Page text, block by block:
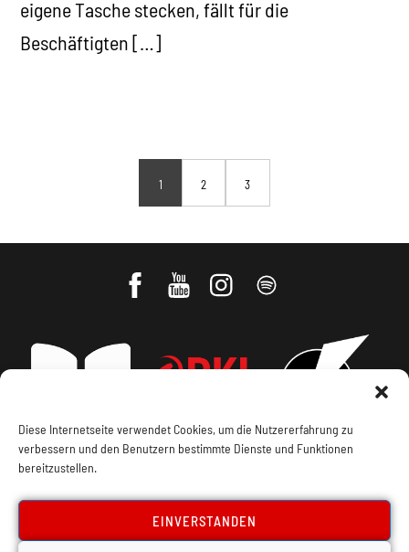
Diese Internetseite verwendet Cookies, um die Nutzererfahrung zu
verbessern und den Benutzern bestimmte Dienste und Funktionen
bereitzustellen.
EINVERSTANDEN
eigene Tasche stecken, fällt für die
Beschäftigten […]
1 2 3
Impressum, Offenlegung
Datenschutz Kontakt